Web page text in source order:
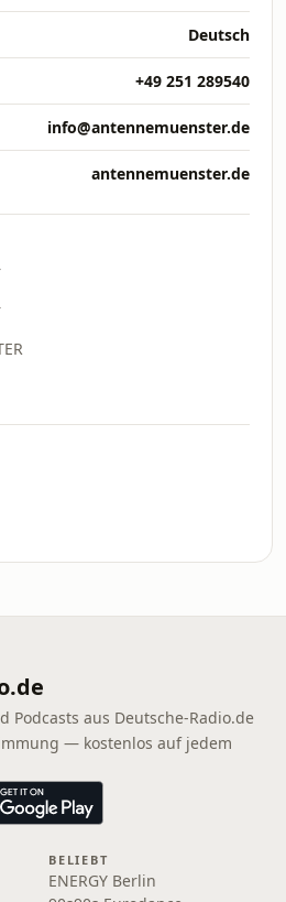
Deutsch
+49 251 289540
info@antennemuenster.de
antennemuenster.de
Podcasts aus Deutsche-Radio.de
— kostenlos auf jedem
BELIEBT
ENERGY Berlin